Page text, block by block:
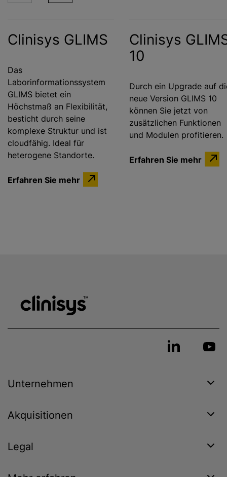
Clinisys GLIMS
Das
Laborinformationssystem
GLIMS bietet ein
Höchstmaß an Flexibilität,
besticht durch seine
komplexe Struktur und ist
cloudfähig. Ideal für
heterogene Standorte.
Erfahren Sie mehr
Clinisys
10
Durch ein Upgrade auf
neue Version GLIMS 10
können Sie jetzt von
zusätzlichen Funktionen
und Modulen profitieren.
Erfahren Sie mehr
Unternehmen
Akquisitionen
Legal